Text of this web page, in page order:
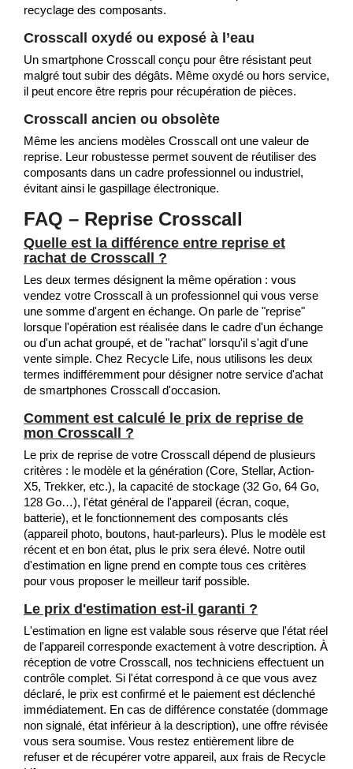
recyclage des composants.
Crosscall oxydé ou exposé à l’eau
Un smartphone Crosscall conçu pour être résistant peut
malgré tout subir des dégâts. Même oxydé ou hors service,
il peut encore être repris pour récupération de pièces.
Crosscall ancien ou obsolète
Même les anciens modèles Crosscall ont une valeur de
reprise. Leur robustesse permet souvent de réutiliser des
composants dans un cadre professionnel ou industriel,
évitant ainsi le gaspillage électronique.
FAQ – Reprise Crosscall
Quelle est la différence entre reprise et
rachat de Crosscall ?
Les deux termes désignent la même opération : vous
vendez votre Crosscall à un professionnel qui vous verse
une somme d'argent en échange. On parle de "reprise"
lorsque l'opération est réalisée dans le cadre d'un échange
ou d'un achat groupé, et de "rachat" lorsqu'il s'agit d'une
vente simple. Chez Recycle Life, nous utilisons les deux
termes indifféremment pour désigner notre service d'achat
de smartphones Crosscall d'occasion.
Comment est calculé le prix de reprise de
mon Crosscall ?
Le prix de reprise de votre Crosscall dépend de plusieurs
critères : le modèle et la génération (Core, Stellar, Action-
X5, Trekker, etc.), la capacité de stockage (32 Go, 64 Go,
128 Go…), l'état général de l'appareil (écran, coque,
batterie), et le fonctionnement des composants clés
(appareil photo, boutons, haut-parleurs). Plus le modèle est
récent et en bon état, plus le prix sera élevé. Notre outil
d'estimation en ligne prend en compte tous ces critères
pour vous proposer le meilleur tarif possible.
Le prix d'estimation est-il garanti ?
L'estimation en ligne est valable sous réserve que l'état réel
de l'appareil corresponde exactement à votre description. À
réception de votre Crosscall, nos techniciens effectuent un
contrôle complet. Si l'état correspond à ce que vous avez
déclaré, le prix est confirmé et le paiement est déclenché
immédiatement. En cas de différence constatée (dommage
non signalé, état inférieur à la description), une offre révisée
vous sera soumise. Vous restez entièrement libre de
refuser et de récupérer votre appareil, aux frais de Recycle